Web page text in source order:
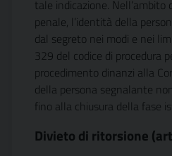
tale indicazione. Nell’ambito
penale, l’identità della
dal segreto nei modi e nei
329 del codice di procedura
procedimento dinanzi alla
della persona segnalante
fino alla chiusura della fase
Divieto di ritorsione